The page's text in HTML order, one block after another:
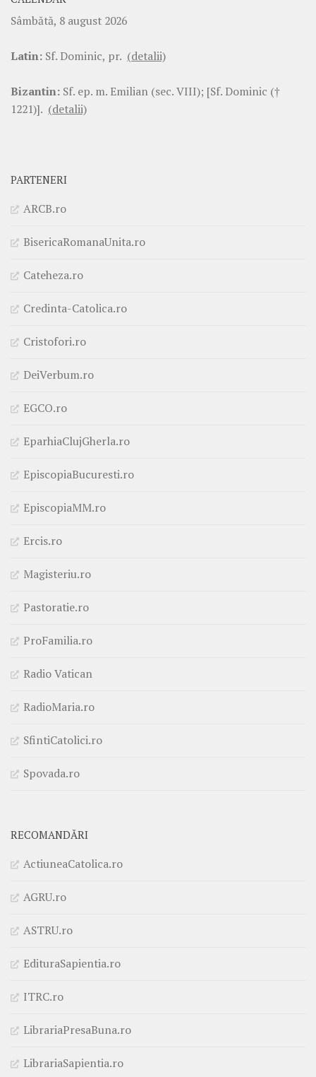
Sâmbătă, 8 august 2026
Latin: Sf. Dominic, pr. (detalii)
Bizantin: Sf. ep. m. Emilian (sec. VIII); [Sf. Dominic (†
1221)]. (detalii)
PARTENERI
ARCB.ro
BisericaRomanaUnita.ro
Cateheza.ro
Credinta-Catolica.ro
Cristofori.ro
DeiVerbum.ro
EGCO.ro
EparhiaClujGherla.ro
EpiscopiaBucuresti.ro
EpiscopiaMM.ro
Ercis.ro
Magisteriu.ro
Pastoratie.ro
ProFamilia.ro
Radio Vatican
RadioMaria.ro
SfintiCatolici.ro
Spovada.ro
RECOMANDĂRI
ActiuneaCatolica.ro
AGRU.ro
ASTRU.ro
EdituraSapientia.ro
ITRC.ro
LibrariaPresaBuna.ro
LibrariaSapientia.ro